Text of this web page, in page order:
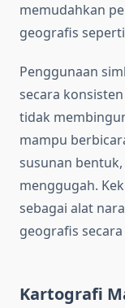
memudahkan
geografis
Penggunaan
secara
tidak
mampu
susunan
menggugah.
sebagai alat
geografis
Kartografi